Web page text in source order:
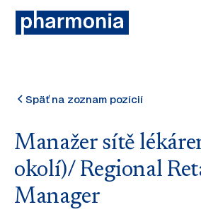
Späť na zoznam pozícií
Manažer sítě
okolí)/ Regional
Manager